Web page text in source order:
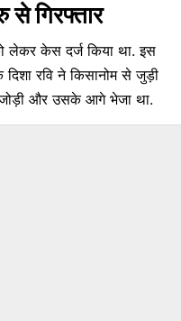
से गिरफ्तार
लेकर केस दर्ज किया था. इस
रवि ने किसानोम से जुड़ी
और उसके आगे भेजा था.